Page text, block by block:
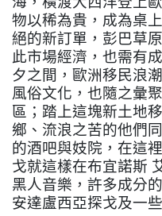
物以稀為貴，成為桌
絕的新訂單，彭巴草
此市場經濟，也需有
夕之間，歐洲移民浪
風俗文化，也隨之彙
區；踏上這塊新土地
鄉、流浪之苦的他們
的酒吧與妓院，在這
戈就這樣在布宜諾斯
黑人音樂，許多成分
安達盧西亞探戈及一